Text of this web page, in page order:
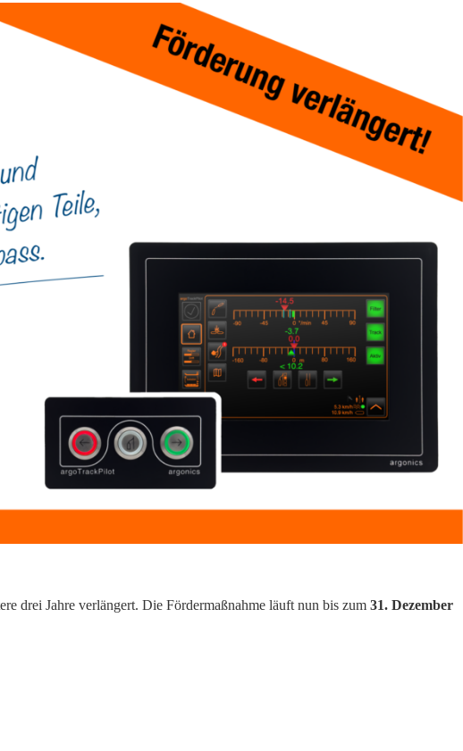
drei Jahre verlängert. Die Fördermaßnahme läuft nun bis zum 31. Dezember